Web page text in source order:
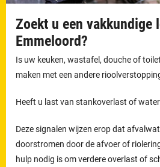
Zoekt u een vakkundige
Emmeloord?
Is uw keuken, wastafel, douche of
maken met een andere
Heeft u last van stankoverlast of
Deze signalen wijzen erop dat
doorstromen door de afvoer of
hulp nodig is om verdere overlast of